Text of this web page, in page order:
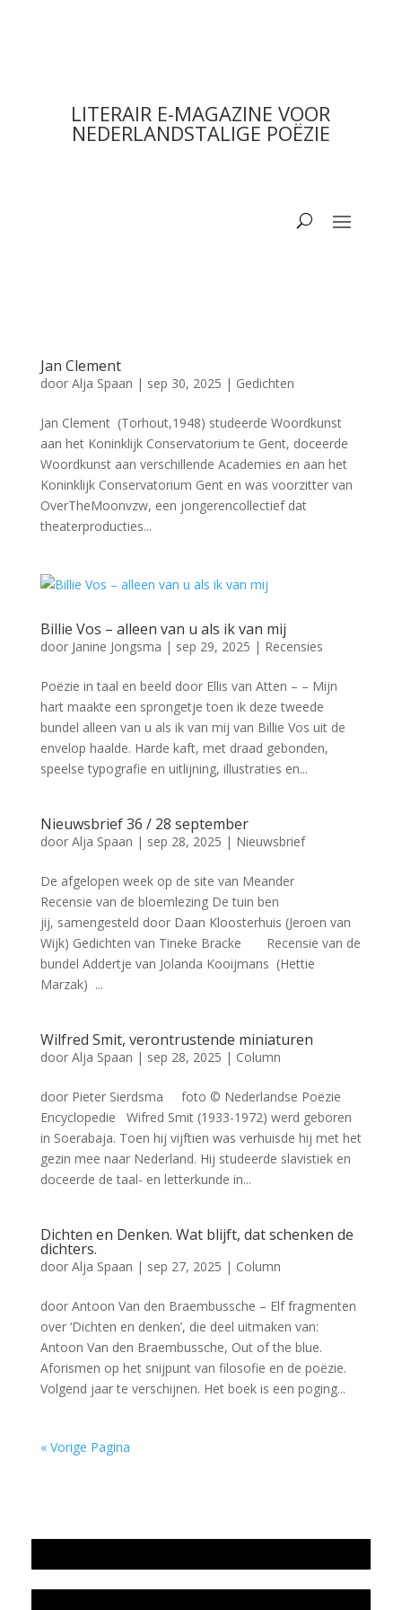
LITERAIR E-MAGAZINE VOOR
NEDERLANDSTALIGE POËZIE
Jan Clement
door Alja Spaan | sep 30, 2025 | Gedichten
Jan Clement (Torhout,1948) studeerde Woordkunst
aan het Koninklijk Conservatorium te Gent, doceerde
Woordkunst aan verschillende Academies en aan het
Koninklijk Conservatorium Gent en was voorzitter van
OverTheMoonvzw, een jongerencollectief dat
theaterproducties...
Billie Vos – alleen van u als ik van mij
door Janine Jongsma | sep 29, 2025 | Recensies
Poëzie in taal en beeld door Ellis van Atten – – Mijn
hart maakte een sprongetje toen ik deze tweede
bundel alleen van u als ik van mij van Billie Vos uit de
envelop haalde. Harde kaft, met draad gebonden,
speelse typografie en uitlijning, illustraties en...
Nieuwsbrief 36 / 28 september
door Alja Spaan | sep 28, 2025 | Nieuwsbrief
De afgelopen week op de site van Meander
Recensie van de bloemlezing De tuin ben
jij, samengesteld door Daan Kloosterhuis (Jeroen van
Wijk) Gedichten van Tineke Bracke Recensie van de
bundel Addertje van Jolanda Kooijmans (Hettie
Marzak) ...
Wilfred Smit, verontrustende miniaturen
door Alja Spaan | sep 28, 2025 | Column
door Pieter Sierdsma foto © Nederlandse Poëzie
Encyclopedie Wifred Smit (1933-1972) werd geboren
in Soerabaja. Toen hij vijftien was verhuisde hij met het
gezin mee naar Nederland. Hij studeerde slavistiek en
doceerde de taal- en letterkunde in...
Dichten en Denken. Wat blijft, dat schenken de
dichters.
door Alja Spaan | sep 27, 2025 | Column
door Antoon Van den Braembussche – Elf fragmenten
over ‘Dichten en denken’, die deel uitmaken van:
Antoon Van den Braembussche, Out of the blue.
Aforismen op het snijpunt van filosofie en de poëzie.
Volgend jaar te verschijnen. Het boek is een poging...
« Vorige Pagina